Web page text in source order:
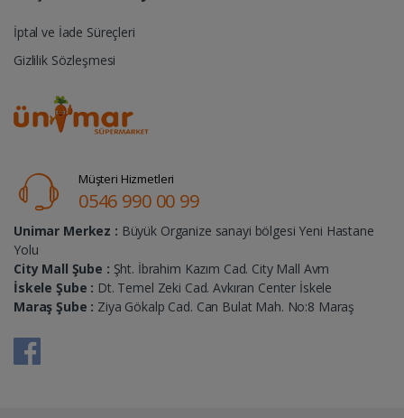
İptal ve İade Süreçleri
Gizlilik Sözleşmesi
Müşteri Hizmetleri
0546 990 00 99
Unimar Merkez : Büyük Organize sanayi bölgesi Yeni Hastane
Yolu
City Mall Şube : Şht. İbrahim Kazım Cad. City Mall Avm
İskele Şube : Dt. Temel Zeki Cad. Avkıran Center İskele
Maraş Şube : Ziya Gökalp Cad. Can Bulat Mah. No:8 Maraş